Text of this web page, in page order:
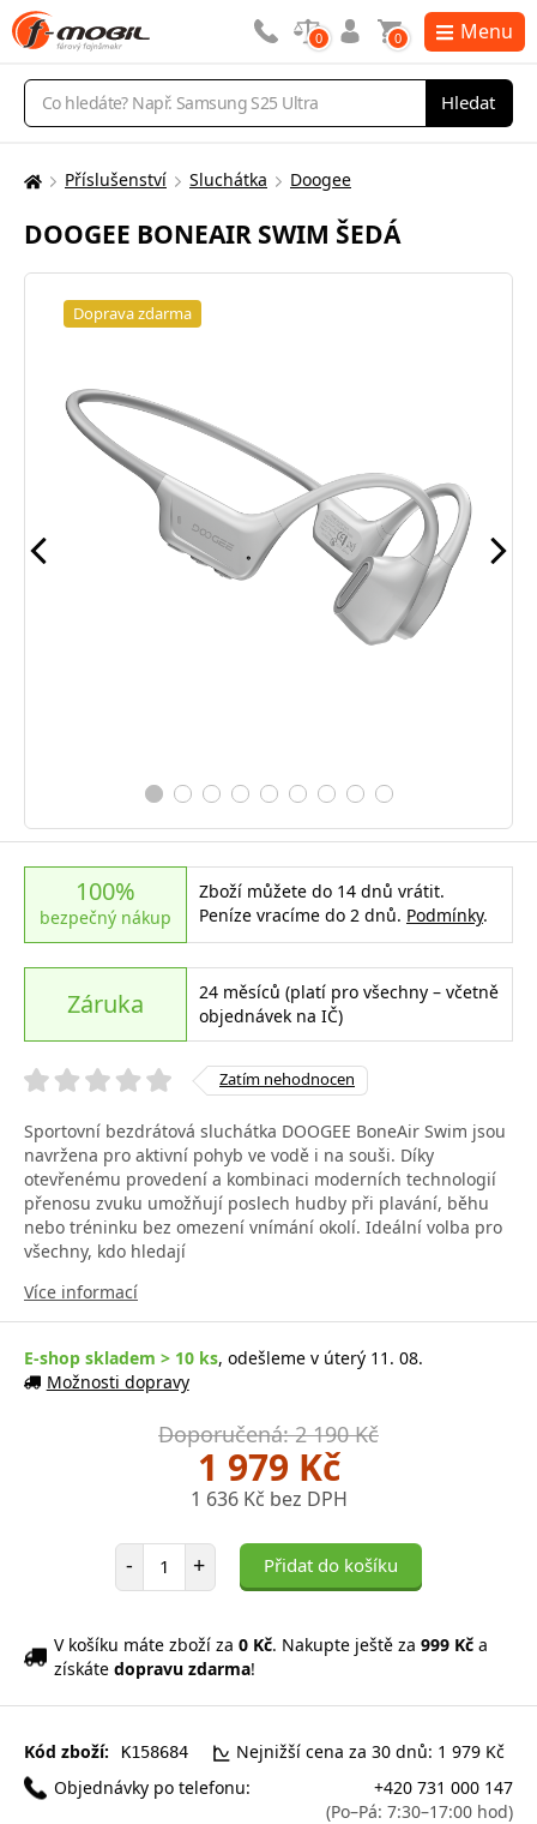
Vyhledávání
Hledat
0 0 Menu
Zde
nacházíte:
Příslušenství Sluchátka Doogee
DOOGEE BONEAIR SWIM ŠEDÁ
Doprava zdarma
100%
bezpečný nákup
Zboží můžete do 14 dnů vrátit.
Peníze vracíme do 2 dnů. Podmínky.
Záruka
24 měsíců (platí pro všechny – včetně
objednávek na IČ)
Zatím nehodnocen
Sportovní bezdrátová sluchátka DOOGEE BoneAir Swim jsou
navržena pro aktivní pohyb ve vodě i na souši. Díky
otevřenému provedení a kombinaci moderních technologií
přenosu zvuku umožňují poslech hudby při plavání, běhu
nebo tréninku bez omezení vnímání okolí. Ideální volba pro
všechny, kdo hledají
Více informací
E-shop skladem > 10 ks, odešleme v úterý 11. 08.
Možnosti dopravy
Doporučená: 2 190 Kč
1 979 Kč
1 636 Kč bez DPH
- Počet položek
+ Přidat do košíku
V košíku máte zboží za 0 Kč. Nakupte ještě za 999 Kč a
získáte dopravu zdarma!
Kód zboží: K158684
Nejnižší cena za 30 dnů: 1 979 Kč
Objednávky po telefonu:
+420 731 000 147
(Po–Pá: 7:30–17:00 hod)